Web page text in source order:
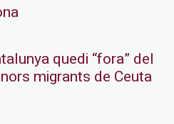
quedi “fora” del
migrants de Ceuta